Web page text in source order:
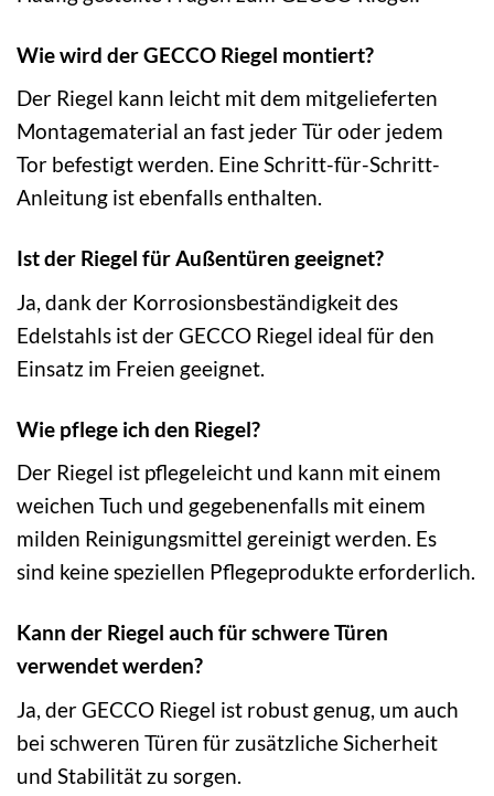
Wie wird der GECCO Riegel montiert?
Der Riegel kann leicht mit dem mitgelieferten
Montagematerial an fast jeder Tür oder jedem
Tor befestigt werden. Eine Schritt-für-Schritt-
Anleitung ist ebenfalls enthalten.
Ist der Riegel für Außentüren geeignet?
Ja, dank der Korrosionsbeständigkeit des
Edelstahls ist der GECCO Riegel ideal für den
Einsatz im Freien geeignet.
Wie pflege ich den Riegel?
Der Riegel ist pflegeleicht und kann mit einem
weichen Tuch und gegebenenfalls mit einem
milden Reinigungsmittel gereinigt werden. Es
sind keine speziellen Pflegeprodukte erforderlich.
Kann der Riegel auch für schwere Türen
verwendet werden?
Ja, der GECCO Riegel ist robust genug, um auch
bei schweren Türen für zusätzliche Sicherheit
und Stabilität zu sorgen.